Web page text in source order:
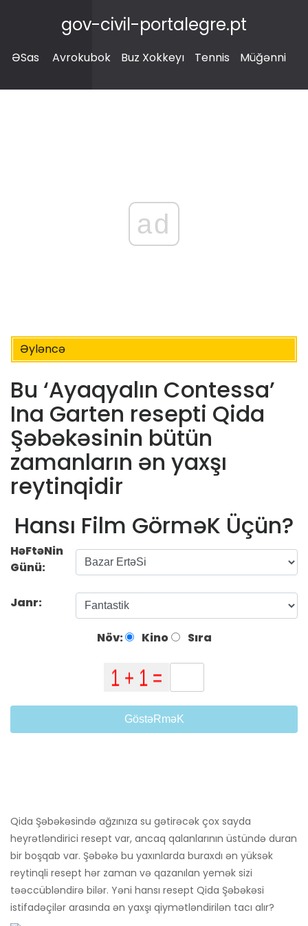
gov-civil-portalegre.pt
ƏSas Avrokubok Buz Xokkeyı Tennis Müğənni
ad
Əyləncə
Bu ‘Ayaqyalın Contessa’
Ina Garten resepti Qida
Şəbəkəsinin bütün
zamanların ən yaxşı
reytinqidir
Hansı Film GörməK Üçün?
HəFtəNin
Günü:
Janr:
Növ: Kino Sıra
GöstəRməK
Qida Şəbəkəsində ağzınıza su gətirəcək çox sayda
heyrətləndirici resept var, ancaq qalanlarının üstündə duran
bir boşqab var. Şəbəkə bu yaxınlarda buraxdı ən yüksək
reytinqli resept hər zaman və qazanılan yemək sizi
təəccübləndirə bilər. Yəni hansı resept Qida Şəbəkəsi
istifadəçilər arasında ən yaxşı qiymətləndirilən tacı alır?